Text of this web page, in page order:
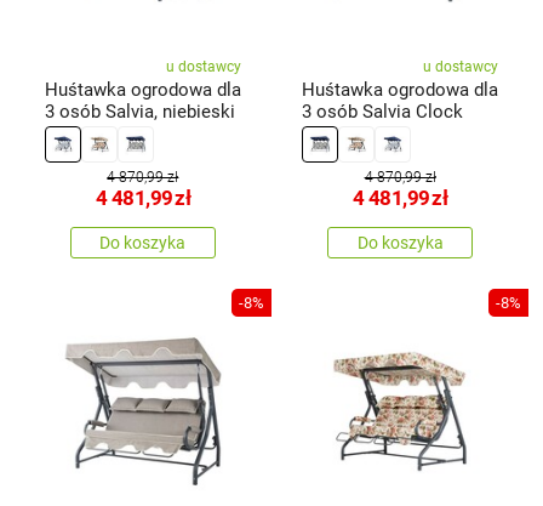
u dostawcy
Huśtawka ogrodowa dla
3 osób Salvia, niebieski
4 870,99 zł
4 481,99zł
Do koszyka
u dostawcy
Huśtawka ogrodowa dla
3 osób Salvia Clock
4 870,99 zł
4 481,99zł
Do koszyka
-8% -8%